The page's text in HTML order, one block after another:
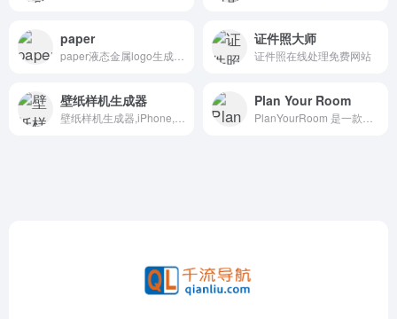
paper 证件照大师
证件照在线处理免费网站
壁纸样机生成器 Plan Your Room